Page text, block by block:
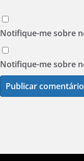
Notifique-me sobre
Notifique-me sobre